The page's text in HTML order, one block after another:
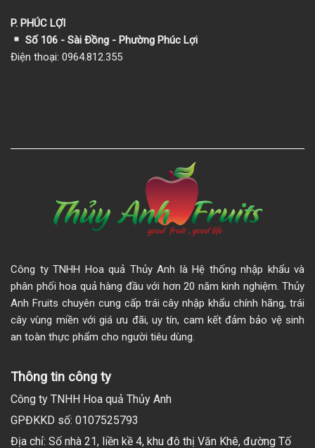
P. PHÚC LỢI
Số 106 - Sài Đồng - Phường Phúc Lợi
Điện thoại: 0964.812.355
Công ty TNHH Hoa quả Thủy Anh là Hệ thống nhập khẩu và
phân phối hoa quả hàng đầu với hơn 20 năm kinh nghiệm. Thủy
Anh Fruits chuyên cung cấp trái cây nhập khẩu chính hãng, trái
cây vùng miền với giá ưu đãi, uy tín, cam kết đảm bảo vệ sinh
an toàn thực phẩm cho người tiêu dùng.
Thông tin công ty
Công ty TNHH Hoa quả Thủy Anh
GPĐKKD số: 0107525793
Địa chỉ: Số nhà 21, liền kề 4, khu đô thị Văn Khê, đường Tố